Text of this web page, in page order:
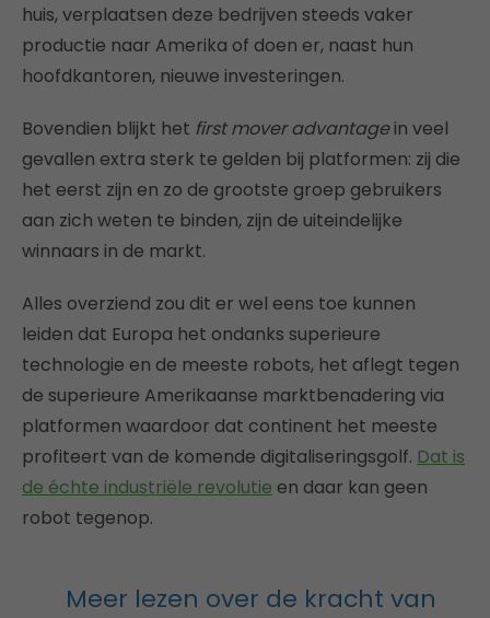
huis, verplaatsen deze bedrijven steeds vaker
productie naar Amerika of doen er, naast hun
hoofdkantoren, nieuwe investeringen.
Bovendien blijkt het first mover advantagein veel
gevallen extra sterk te gelden bij platformen: zij die
het eerst zijn en zo de grootste groep gebruikers
aan zich weten te binden, zijn de uiteindelijke
winnaars in de markt.
Alles overziend zou dit er wel eens toe kunnen
leiden dat Europa het ondanks superieure
technologie en de meeste robots, het aflegt tegen
de superieure Amerikaanse marktbenadering via
platformen waardoor dat continent het meeste
profiteert van de komende digitaliseringsgolf. Dat is
de échte industriële revolutie en daar kan geen
robot tegenop.
Meer lezen over de kracht van